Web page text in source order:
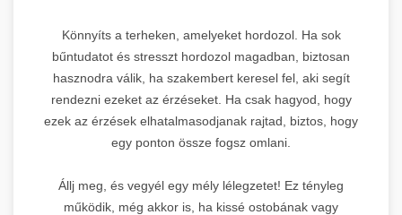
Könnyíts a terheken, amelyeket hordozol. Ha sok
bűntudatot és stresszt hordozol magadban, biztosan
hasznodra válik, ha szakembert keresel fel, aki segít
rendezni ezeket az érzéseket. Ha csak hagyod, hogy
ezek az érzések elhatalmasodjanak rajtad, biztos, hogy
egy ponton össze fogsz omlani.
Állj meg, és vegyél egy mély lélegzetet! Ez tényleg
működik, még akkor is, ha kissé ostobának vagy